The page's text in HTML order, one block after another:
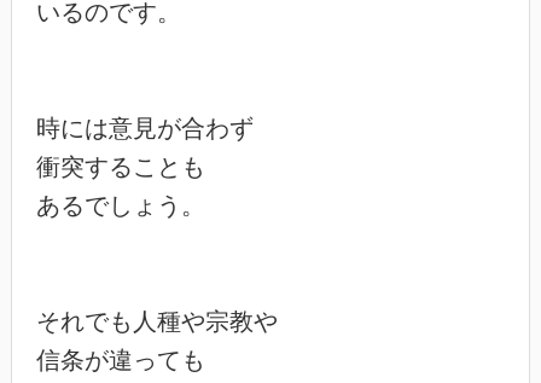
いるのです。
時には意見が合わず
衝突することも
あるでしょう。
それでも人種や宗教や
信条が違っても